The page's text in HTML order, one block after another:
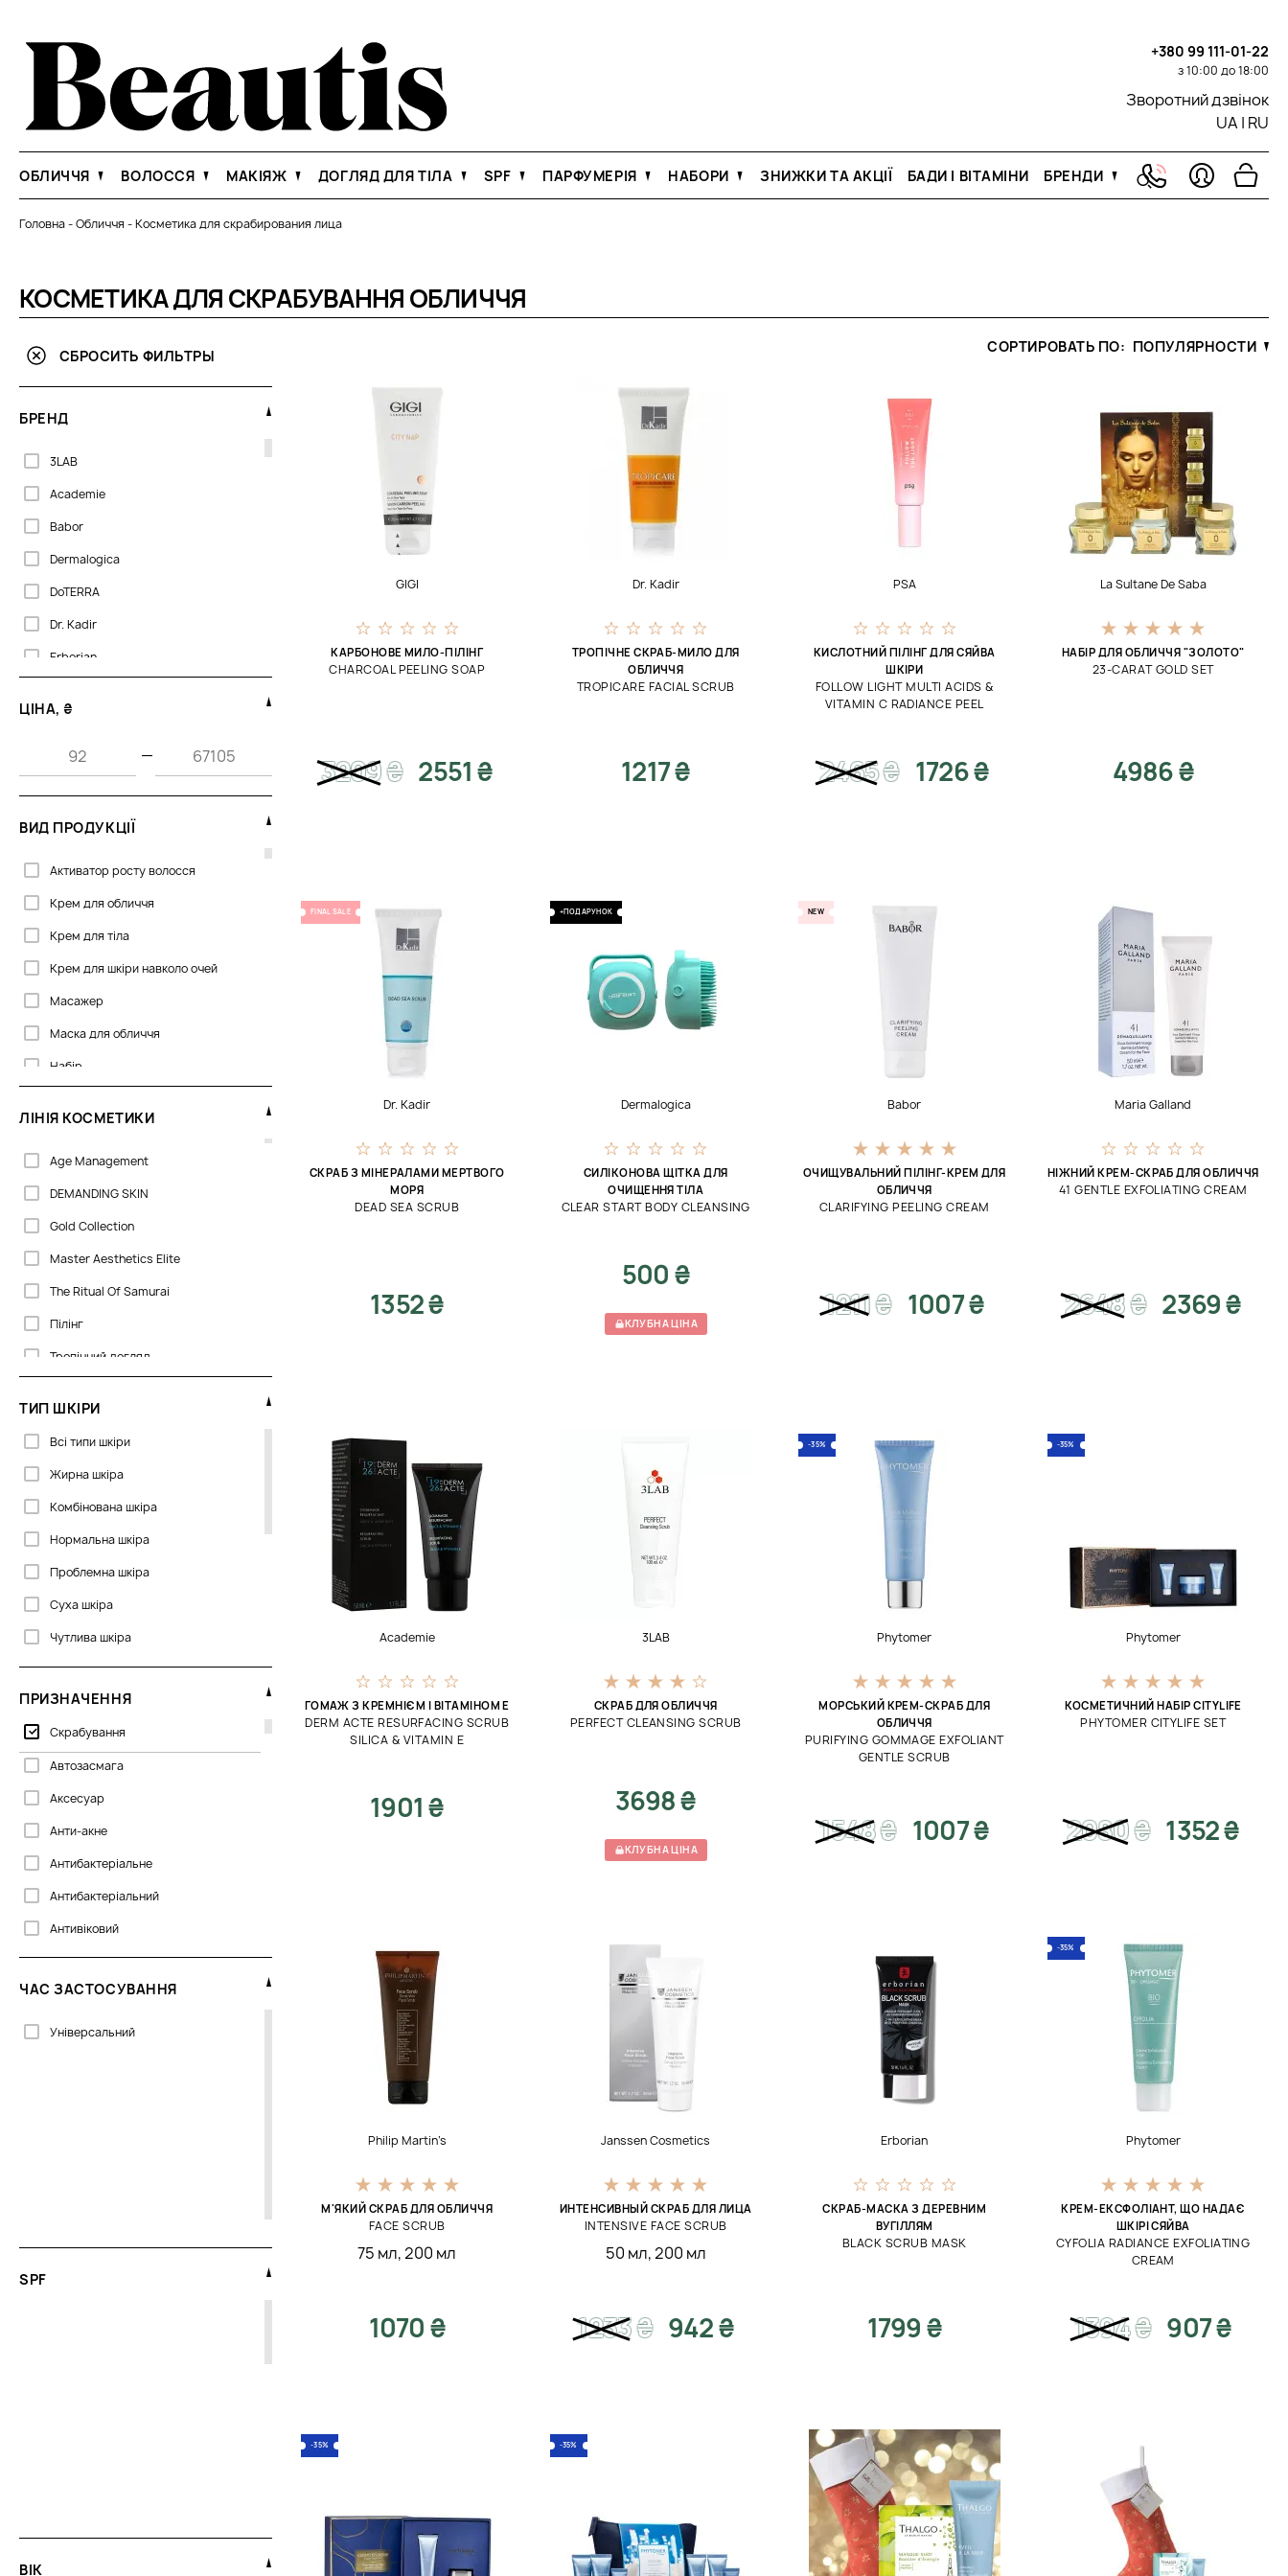
+380 99 111-01-22
з 10:00 до 18:00
Зворотний дзвінок
UA | RU
ОБЛИЧЧЯ ВОЛОССЯ МАКІЯЖ ДОГЛЯД ДЛЯ ТІЛА SPF ПАРФУМЕРІЯ НАБОРИ ЗНИЖКИ ТА АКЦІЇ БАДИ І ВІТАМІНИ БРЕНДИ
Головна-Обличчя -Косметика для скрабирования лица
КОСМЕТИКА ДЛЯ СКРАБУВАННЯ ОБЛИЧЧЯ
СБРОСИТЬ ФИЛЬТРЫ
БРЕНД
3LAB
Academie
Babor
Dermalogica
DoTERRA
Dr. Kadir
Erborian
HoliFrog
La Sultane De Saba
ЦІНА, ₴
—
ВИД ПРОДУКЦІЇ
Активатор росту волосся
Крем для обличчя
Крем для тіла
Крем для шкіри навколо очей
Масажер
Маска для обличчя
Набір
Піна для вмивання
Сироватка для обличчя
Скраб
Скраб для обличчя
ЛІНІЯ КОСМЕТИКИ
Age Management
DEMANDING SKIN
Gold Collection
Master Aesthetics Elite
The Ritual Of Samurai
Пілінг
Тропічний догляд
ТИП ШКІРИ
Всі типи шкіри
Жирна шкіра
Комбінована шкіра
Нормальна шкіра
Проблемна шкіра
Суха шкіра
Чутлива шкіра
ПРИЗНАЧЕННЯ
Скрабування
Автозасмага
Аксесуар
Анти-акне
Антибактеріальне
Антибактеріальний
Антивіковий
Антиоксидантний
Антиоксидантний ефект
Антистрес
ЧАС ЗАСТОСУВАННЯ
Універсальний
SPF
ВІК
СОРТИРОВАТЬ ПО: ПОПУЛЯРНОСТИ
GIGI
КАРБОНОВЕ МИЛО-ПІЛІНГ
CHARCOAL PEELING SOAP
3209₴ 2551 ₴
Dr. Kadir
ТРОПІЧНЕ СКРАБ-МИЛО ДЛЯ
ОБЛИЧЧЯ
TROPICARE FACIAL SCRUB
1217 ₴
PSA
КИСЛОТНИЙ ПІЛІНГ ДЛЯ СЯЙВА
ШКІРИ
FOLLOW LIGHT MULTI ACIDS &
VITAMIN C RADIANCE PEEL
2465₴ 1726 ₴
La Sultane De Saba
НАБІР ДЛЯ ОБЛИЧЧЯ "ЗОЛОТО"
23-CARAT GOLD SET
4986 ₴
FINAL SALE
Dr. Kadir
СКРАБ З МІНЕРАЛАМИ МЕРТВОГО
МОРЯ
DEAD SEA SCRUB
1352 ₴
+ПОДАРУНОК
Dermalogica
СИЛІКОНОВА ЩІТКА ДЛЯ
ОЧИЩЕННЯ ТІЛА
СLEAR START BODY CLEANSING
500 ₴
КЛУБНА ЦІНА
NEW
Babor
ОЧИЩУВАЛЬНИЙ ПІЛІНГ-КРЕМ ДЛЯ
ОБЛИЧЧЯ
CLARIFYING PEELING CREAM
1211₴ 1007 ₴
Maria Galland
НІЖНИЙ КРЕМ-СКРАБ ДЛЯ ОБЛИЧЧЯ
41 GENTLE EXFOLIATING CREAM
2648₴ 2369 ₴
Academie
ГОМАЖ З КРЕМНІЄМ І ВІТАМІНОМ Е
DERM ACTE RESURFACING SCRUB
SILICA & VITAMIN E
1901 ₴
3LAB
СКРАБ ДЛЯ ОБЛИЧЧЯ
PERFECT CLEANSING SCRUB
3698 ₴
КЛУБНА ЦІНА
-35%
Phytomer
МОРСЬКИЙ КРЕМ-СКРАБ ДЛЯ
ОБЛИЧЧЯ
PURIFYING GOMMAGE EXFOLIANT
GENTLE SCRUB
1548₴ 1007 ₴
-35%
Phytomer
КОСМЕТИЧНИЙ НАБІР CITYLIFE
PHYTOMER CITYLIFE SET
2080₴ 1352 ₴
Philip Martin’s
М'ЯКИЙ СКРАБ ДЛЯ ОБЛИЧЧЯ
FACE SCRUB
75 мл,200 мл
1070 ₴
Janssen Cosmetics
ИНТЕНСИВНЫЙ СКРАБ ДЛЯ ЛИЦА
INTENSIVE FACE SCRUB
50 мл,200 мл
1233₴ 942 ₴
Erborian
СКРАБ-МАСКА З ДЕРЕВНИМ
ВУГІЛЛЯМ
BLACK SCRUB MASK
1799 ₴
-35%
Phytomer
КРЕМ-ЕКСФОЛІАНТ, ЩО НАДАЄ
ШКІРІ СЯЙВА
CYFOLIA RADIANCE EXFOLIATING
CREAM
1394₴ 907 ₴
-35% -35%